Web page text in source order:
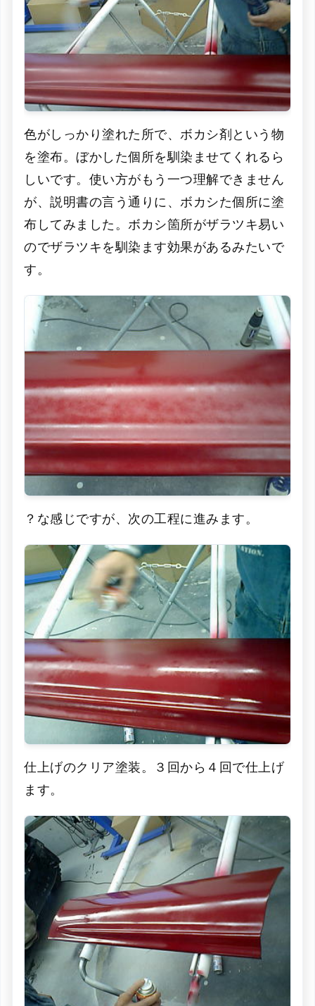
色がしっかり塗れた所で、ボカシ剤という物
を塗布。ぼかした個所を馴染ませてくれるら
しいです。使い方がもう一つ理解できません
が、説明書の言う通りに、ボカシた個所に塗
布してみました。ボカシ箇所がザラツキ易い
のでザラツキを馴染ます効果があるみたいで
す。
？な感じですが、次の工程に進みます。
仕上げのクリア塗装。３回から４回で仕上げ
ます。